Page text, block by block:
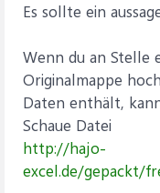
Es sollte ein
Wenn du an Stelle
Originalmappe
Daten enthält,
Schaue Datei
http://hajo-
excel.de/gepackt/